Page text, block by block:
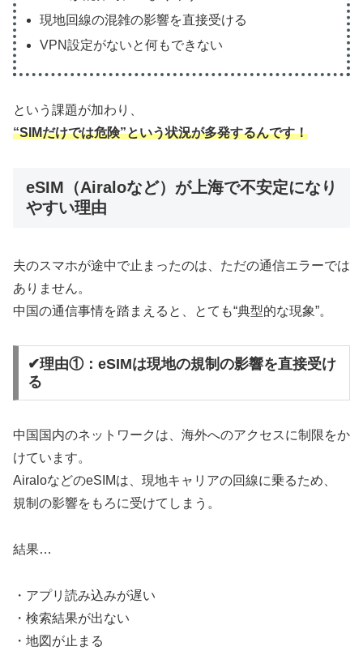
現地回線の混雑の影響を直接受ける
VPN設定がないと何もできない
という課題が加わり、
“SIMだけでは危険”という状況が多発するんです！
eSIM（Airaloなど）が上海で不安定になり
やすい理由
夫のスマホが途中で止まったのは、ただの通信エラーでは
ありません。
中国の通信事情を踏まえると、とても“典型的な現象”。
✔理由①：eSIMは現地の規制の影響を直接受け
る
中国国内のネットワークは、海外へのアクセスに制限をか
けています。
AiraloなどのeSIMは、現地キャリアの回線に乗るため、
規制の影響をもろに受けてしまう。
結果…
・アプリ読み込みが遅い
・検索結果が出ない
・地図が止まる